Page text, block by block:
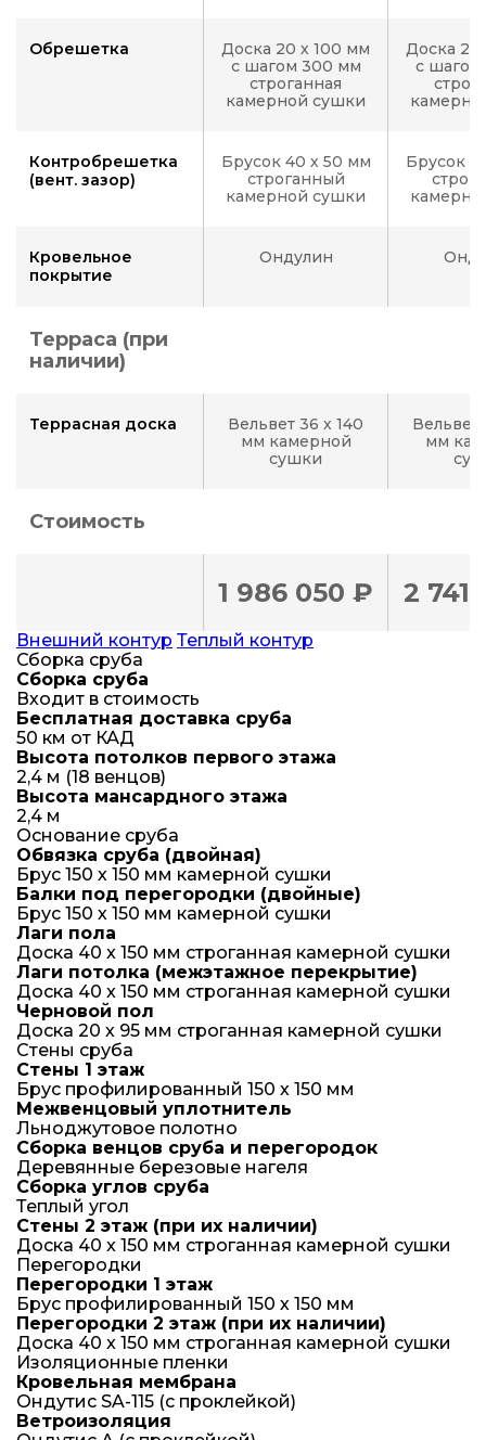
Обрешетка
Доска 20 х 100 мм
с шагом 300 мм
строганная
камерной сушки
Доска 20
с
Контробрешетка
(вент. зазор)
Брусок 40 х 50 мм
строганный
камерной сушки
Брусок
Кровельное
покрытие
Ондулин
Терраса (при
наличии)
Террасная доска
Вельвет 36 х 140
мм камерной
сушки
Вельвет
мм
Стоимость
1 986 050 ₽ 2 741
Внешний контур Теплый контур
Сборка сруба
Сборка сруба
Входит в стоимость
Бесплатная доставка сруба
50 км от КАД
Высота потолков первого этажа
2,4 м (18 венцов)
Высота мансардного этажа
2,4 м
Основание сруба
Обвязка сруба (двойная)
Брус 150 х 150 мм камерной сушки
Балки под перегородки (двойные)
Брус 150 х 150 мм камерной сушки
Лаги пола
Доска 40 x 150 мм строганная камерной сушки
Лаги потолка (межэтажное перекрытие)
Доска 40 x 150 мм строганная камерной сушки
Черновой пол
Доска 20 х 95 мм строганная камерной сушки
Стены сруба
Стены 1 этаж
Брус профилированный 150 х 150 мм
Межвенцовый уплотнитель
Льноджутовое полотно
Сборка венцов сруба и перегородок
Деревянные березовые нагеля
Сборка углов сруба
Теплый угол
Стены 2 этаж (при их наличии)
Доска 40 x 150 мм строганная камерной сушки
Перегородки
Перегородки 1 этаж
Брус профилированный 150 х 150 мм
Перегородки 2 этаж (при их наличии)
Доска 40 x 150 мм строганная камерной сушки
Изоляционные пленки
Кровельная мембрана
Ондутис SA-115 (с проклейкой)
Ветроизоляция